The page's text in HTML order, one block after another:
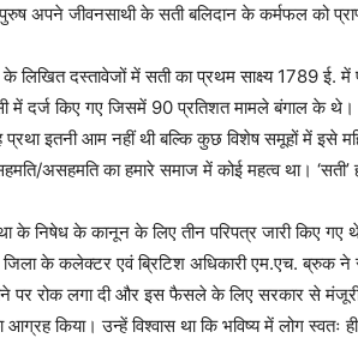
अपने जीवनसाथी के सती बलिदान के कर्मफल को
लिखित दस्तावेजों में सती का प्रथम साक्ष्य 1789 ई. में
में दर्ज किए गए जिसमें 90 प्रतिशत मामले बंगाल के थे।
प्रथा इतनी आम नहीं थी बल्कि कुछ विशेष समूहों में इसे
असहमति का हमारे समाज में कोई महत्व था। ‘सती’
के निषेध के कानून के लिए तीन परिपत्र जारी किए
जिला के कलेक्टर एवं ब्रिटिश अधिकारी एम.एच. ब्रुक
पर रोक लगा दी और इस फैसले के लिए सरकार से मंजूरी
किया। उन्हें विश्वास था कि भविष्य में लोग